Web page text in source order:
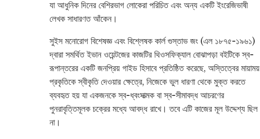
যা আধুনিক দিনের বেশিরভাগ লোকেরা পরিচিত এবং অন্য একটি ইংরেজিভাষী
লেখক সাধারণত আঁকেন।
সুইস মনোরোগ বিশেষজ্ঞ এবং বিশ্লেষক কার্ল গুস্তাভ জং (এল ১৮৭৫-১৯৬১)
দ্বারা সমর্থিত ইভান ওয়েন্টজের কাজটির থিওসফিক্যাল বোঝাপড়া বইটিকে স্ব-
রূপান্তরের একটি জনপ্রিয় গাইড হিসাবে প্রতিষ্ঠিত করেছে, অস্তিত্বের মায়াময়
প্রকৃতিকে স্বীকৃতি দেওয়ার ক্ষেত্রে, নিজেকে ভুল ধারণা থেকে মুক্ত করতে
ব্যবহৃত হয় যা একজনকে স্ব-ধ্বংসাত্মক বা স্ব-সীমাবদ্ধ আচরণের
পুনরাবৃত্তিমূলক চক্রের মধ্যে আবদ্ধ রাখে। তবে এটি কাজের মূল উদ্দেশ্য ছিল
না।